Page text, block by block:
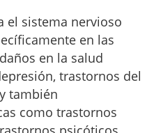
el sistema nervioso
en las
en la salud
trastornos del
también
como trastornos